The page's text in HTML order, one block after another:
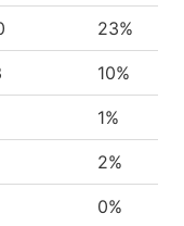
23%
10%
1%
2%
0%